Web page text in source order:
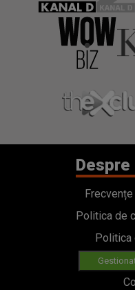
Despre
Politica de